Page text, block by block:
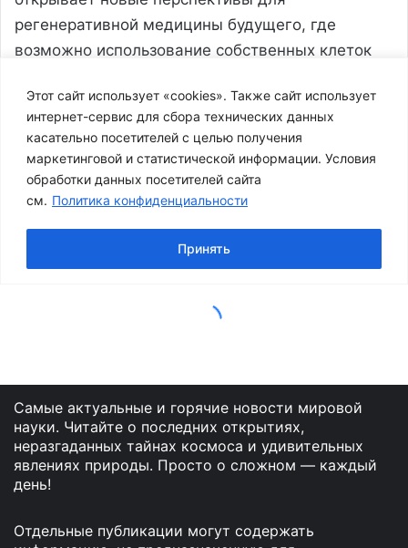
Самые актуальные и горячие новости мировой
науки. Читайте о последних открытиях,
неразгаданных тайнах космоса и удивительных
явлениях природы. Просто о сложном — каждый
день!
Отдельные публикации могут содержать